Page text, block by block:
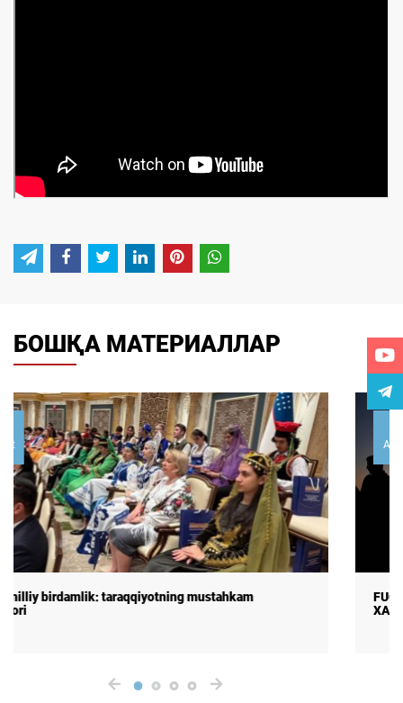
БОШҚА МАТЕРИАЛЛАР
01
August
FUQAROLAR ODAM SAVDOSI TO‘G‘RISIDA: